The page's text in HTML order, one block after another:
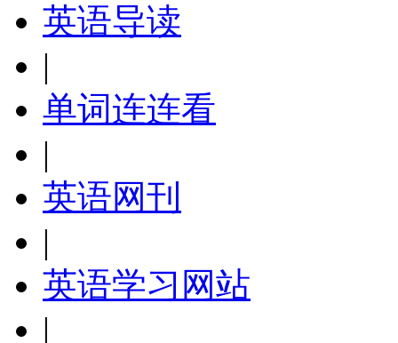
英语导读
|
单词连连看
|
英语网刊
|
英语学习网站
|